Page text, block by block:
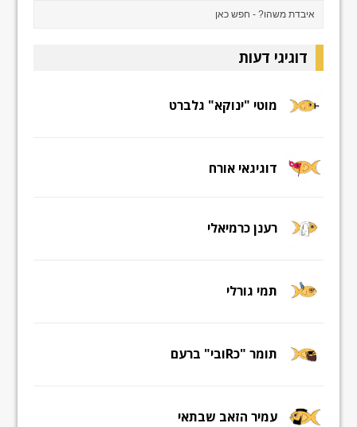
דוגיגי דעות
מוטי "ינוקא" גלברט
דוגיגאי אורח
רענן כרמיאלי
תמי גורלי
תומר "כRובי" ברעם
עמיר הזאב שבתאי